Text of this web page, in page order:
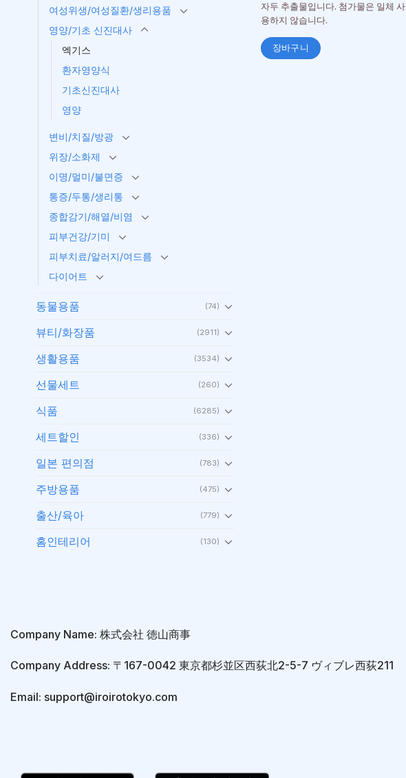
여성위생/여성질환/생리용품
영양/기초 신진대사
엑기스
환자영양식
기초신진대사
영양
변비/치질/방광
위장/소화제
이명/멀미/불면증
통증/두통/생리통
종합감기/해열/비염
피부건강/기미
피부치료/알러지/여드름
다이어트
동물용품 (74)
뷰티/화장품 (2911)
생활용품 (3534)
선물세트 (260)
식품 (6285)
세트할인 (336)
일본 편의점 (783)
주방용품 (475)
출산/육아 (779)
홈인테리어 (130)
자두 추출물입니다. 첨가물은 일체 사
용하지 않습니다.
장바구니
Company Name: 株式会社 徳山商事
Company Address: 〒167-0042 東京都杉並区西荻北2-5-7 ヴィブレ西荻211
Email: support@iroirotokyo.com